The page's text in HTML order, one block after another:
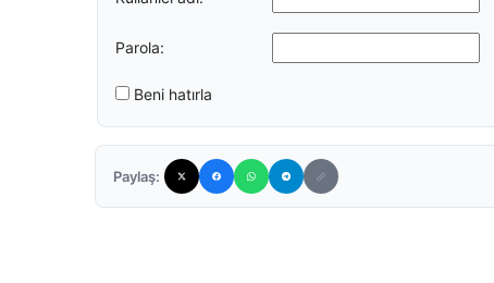
Parola:
Beni hatırla
Paylaş: